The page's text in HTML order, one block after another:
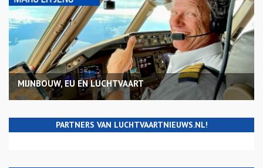
MIJNBOUW, EU EN LUCHTVAART
PARTNERS VAN LUCHTVAARTNIEUWS.NL!